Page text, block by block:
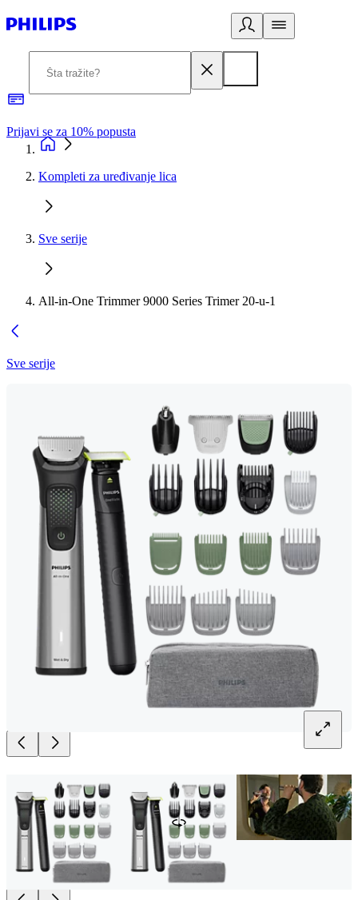
Prijavi se za 10% popusta
Kompleti za uređivanje lica
Sve serije
All-in-One Trimmer 9000 Series Trimer 20-u-1
Sve serije